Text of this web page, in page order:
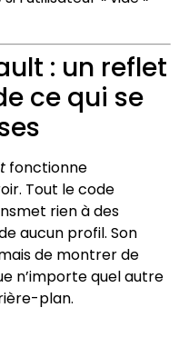
: un reflet
ce qui se
fonctionne
Tout le code
rien à des
aucun profil. Son
de montrer de
n’importe quel autre
plan.